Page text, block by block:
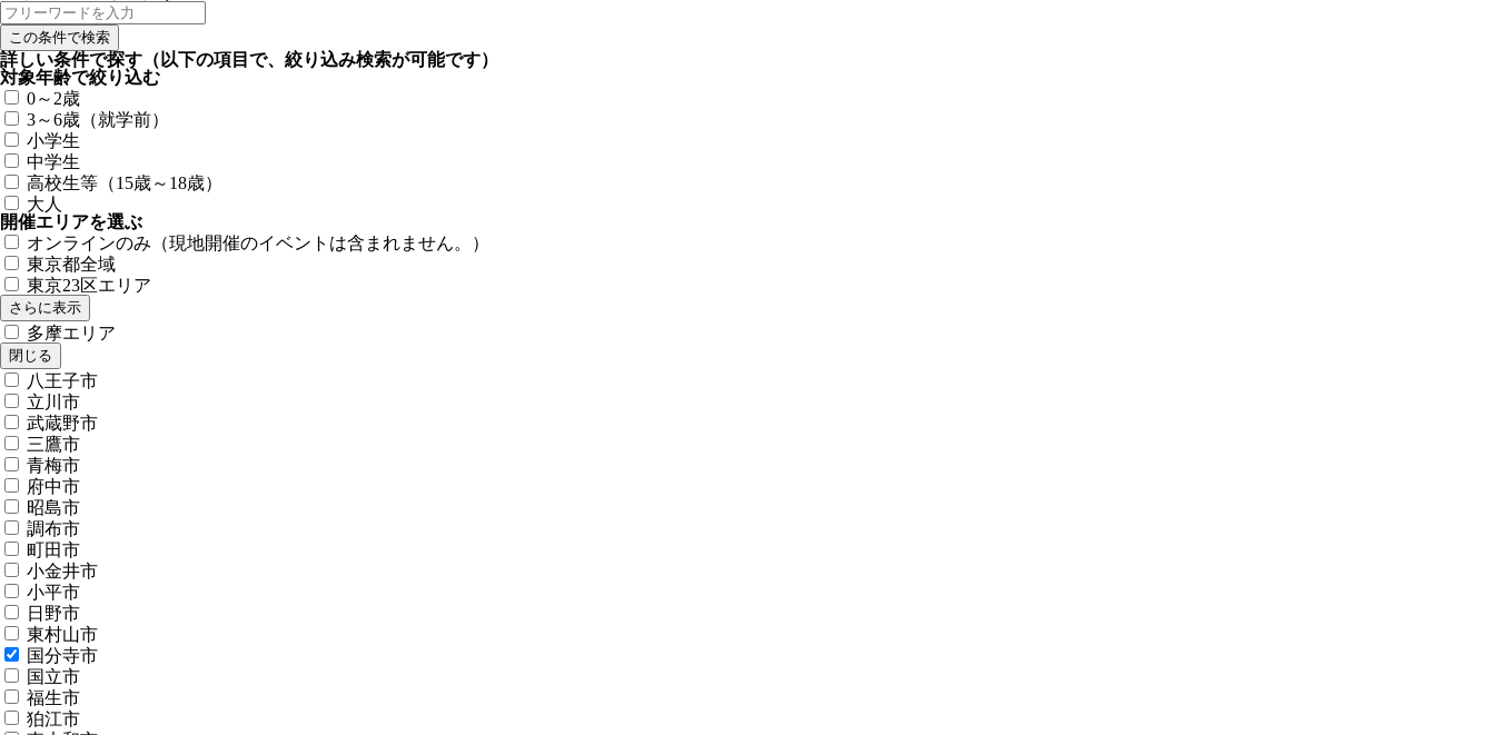
詳しい条件で探す （以下の項目で、絞り込み検索が可能です）
対象年齢で絞り込む
0～2歳
3～6歳（就学前）
小学生
中学生
高校生等（15歳～18歳）
大人
開催エリアを選ぶ
オンラインのみ（現地開催のイベントは含まれません。）
東京都全域
東京23区エリア
さらに表示
多摩エリア
閉じる
八王子市
立川市
武蔵野市
三鷹市
青梅市
府中市
昭島市
調布市
町田市
小金井市
小平市
日野市
東村山市
国分寺市
国立市
福生市
狛江市